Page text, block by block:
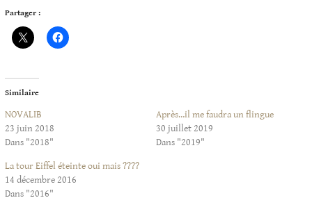
Partager :
Similaire
NOVALIB
23 juin 2018
Dans "2018"
Après…il me faudra un flingue
30 juillet 2019
Dans "2019"
La tour Eiffel éteinte oui mais ????
14 décembre 2016
Dans "2016"